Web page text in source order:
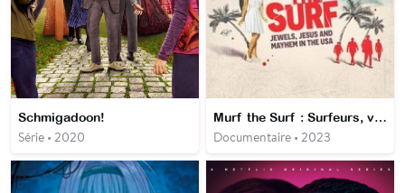
Schmigadoon!
Série • 2020
Murf the Surf : Surfeurs, voleurs et convertis
Documentaire • 2023